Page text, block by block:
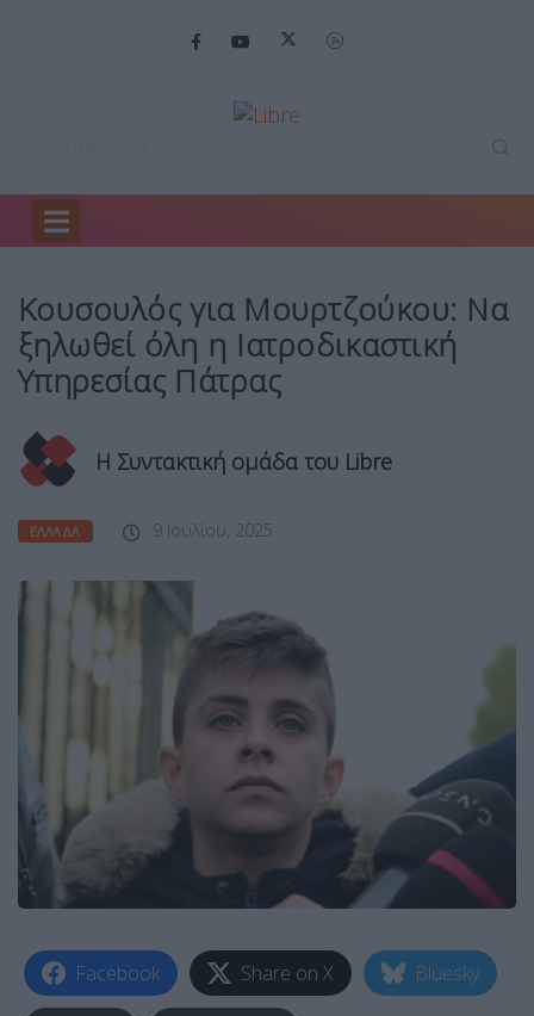
Home
Κουσουλός για Μουρτζούκου: Να
ξηλωθεί όλη η Ιατροδικαστική
Υπηρεσίας Πάτρας
Η Συντακτική ομάδα του Libre
ΕΛΛΆΔΑ 9 Ιουλίου, 2025
Facebook Share on X Bluesky